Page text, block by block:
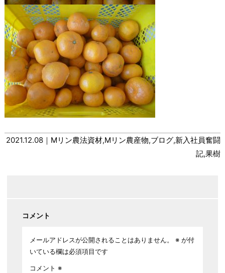
2021.12.08｜ Mリン農法資材,Mリン農産物,ブログ,新入社員奮闘
記,果樹
コメント
メールアドレスが公開されることはありません。 ※が付
いている欄は必須項目です
コメント ※